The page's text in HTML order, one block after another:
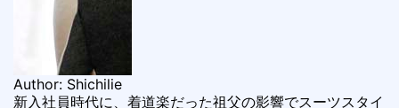
Author: Shichilie
新入社員時代に、着道楽だった祖父の影響でスーツスタイ